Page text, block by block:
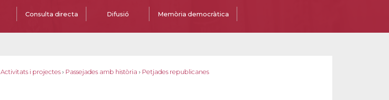
Consulta directa Difusió Memòria democràtica
Activitats i projectes › Passejades amb història › Petjades republicanes